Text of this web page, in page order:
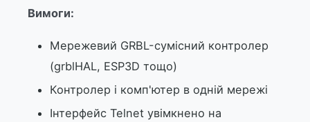
Вимоги:
Мережевий GRBL-сумісний контролер
(grblHAL, ESP3D тощо)
Контролер і комп'ютер в одній мережі
Інтерфейс Telnet увімкнено на